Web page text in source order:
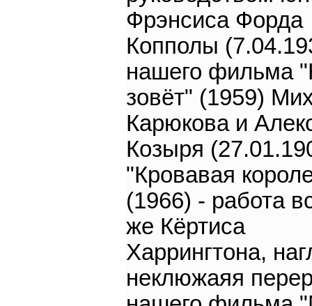
Фрэнсиса Форда
Копполы
нашего фильма
зовёт" (1959)
Карюкова и
Козыря
"Кровавая
(1966) - работа
же Кёртиса
Харрингтона,
неклюжаяя